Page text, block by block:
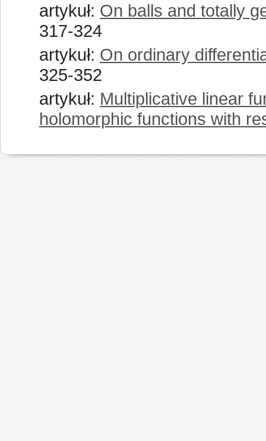
artykuł: On balls and totally
317-324
artykuł: On ordinary
325-352
artykuł: Multiplicative linear
holomorphic functions with